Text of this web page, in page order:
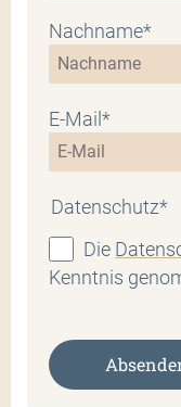
Nachname*
E-Mail*
Datenschutz*
Die
Kenntnis